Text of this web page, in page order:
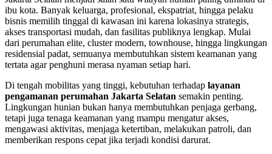
ibu kota. Banyak keluarga, profesional, ekspatriat, hingga pelaku
bisnis memilih tinggal di kawasan ini karena lokasinya strategis,
akses transportasi mudah, dan fasilitas publiknya lengkap. Mulai
dari perumahan elite, cluster modern, townhouse, hingga lingkungan
residensial padat, semuanya membutuhkan sistem keamanan yang
tertata agar penghuni merasa nyaman setiap hari.
Di tengah mobilitas yang tinggi, kebutuhan terhadap layanan
pengamanan perumahan Jakarta Selatan semakin penting.
Lingkungan hunian bukan hanya membutuhkan penjaga gerbang,
tetapi juga tenaga keamanan yang mampu mengatur akses,
mengawasi aktivitas, menjaga ketertiban, melakukan patroli, dan
memberikan respons cepat jika terjadi kondisi darurat.